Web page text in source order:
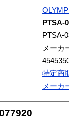
PTSA-
PTSA-
メーカ
特定商
メーカ